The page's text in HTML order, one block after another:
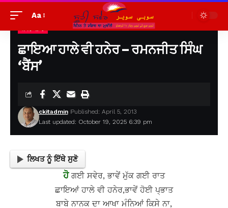
Aa
Suhi Saver >ਪੁਰਾਣੀਆਂ ਲਿਖਤਾਂ ਦੇਖਣ ਲਈ> ਕਾਵਿ-ਸ਼ਾਰ >ਛਾਇਆ ਹਾਲੇ ਵੀ ਹਨੇਰ – ਰਮਨਜੀਤ ਸਿੰਘ ‘ਬੈਂਸ’
ਛਾਇਆ ਹਾਲੇ ਵੀ ਹਨੇਰ – ਰਮਨਜੀਤ ਸਿੰਘ
‘ਬੈਂਸ’
Last updated: October 19, 2025 6:39 pm
ckitadmin Published: April 5, 2013
ਲਿਖਤ ਨੂੰ ਇੱਥੇ ਸੁਣੋ
ਹੋ ਗਈ ਸਵੇਰ, ਭਾਵੇਂ ਮੁੱਕ ਗਈ ਰਾਤ
ਛਾਇਆਂ ਹਾਲੇ ਵੀ ਹਨੇਰ,ਭਾਵੇਂ ਹੋਈ ਪ੍ਭਾਤ
ਬਾਬੇ ਨਾਨਕ ਦਾ ਆਖਾ ਮੰਨਿਆਂ ਕਿਸੇ ਨਾ,